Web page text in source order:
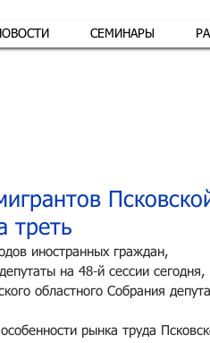
СЕМИНАРЫ
треть
иностранных граждан,
на 48-й сессии сегодня,
областного Собрания
рынка труда